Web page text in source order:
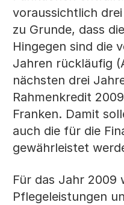
voraussichtlich
zu Grunde, dass
Hingegen sind die
Jahren rückläufig
nächsten drei
Rahmenkredit
Franken. Damit
auch die für die
gewährleistet
Für das Jahr 2009
Pflegeleistungen